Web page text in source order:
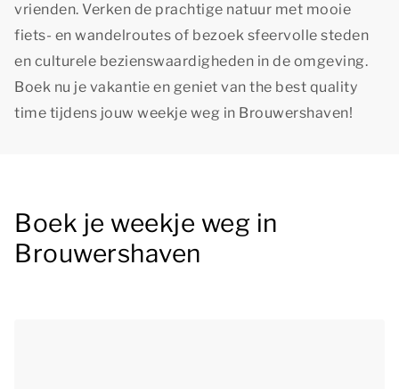
vrienden. Verken de prachtige natuur met mooie
fiets- en wandelroutes of bezoek sfeervolle steden
en culturele bezienswaardigheden in de omgeving.
Boek nu je vakantie en geniet van the best quality
time tijdens jouw weekje weg in Brouwershaven!
Boek je weekje weg in
Brouwershaven